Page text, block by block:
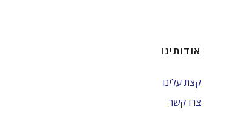
אודותינו
קצת עלינו
צרו קשר